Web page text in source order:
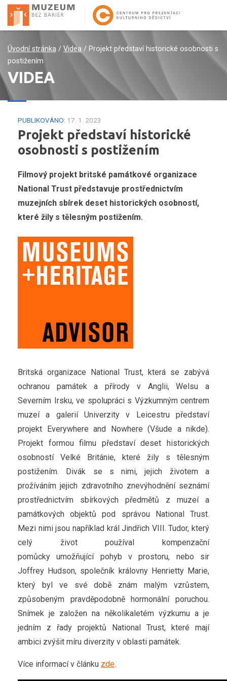
Úvodní stránka / Videa / Projekt představí historické osobnosti s
postižením
VIDEA
PUBLIKOVÁNO: 17. 1. 2023
Projekt představí historické
osobnosti s postižením
Filmový projekt britské památkové organizace
National Trust představuje prostřednictvím
muzejních sbírek deset historických osobností,
které žily s tělesným postižením.
Britská organizace National Trust, která se zabývá
ochranou památek a přírody v Anglii, Welsu a
Severním Irsku, ve spolupráci s Výzkumným centrem
muzeí a galerií Univerzity v Leicestru představí
projekt Everywhere and Nowhere (Všude a nikde).
Projekt formou filmu představí deset historických
osobností Velké Británie, které žily s tělesným
postižením. Divák se s nimi, jejich životem a
prožíváním jejich zdravotního znevýhodnění seznámí
prostřednictvím sbírkových předmětů z muzeí a
památkových objektů pod správou National Trust.
Mezi nimi jsou například král Jindřich VIII. Tudor, který
celý život používal kompenzační
pomůcky umožňující pohyb v prostoru, nebo sir
Joffrey Hudson, společník královny Henrietty Marie,
který byl ve své době znám malým vzrůstem,
způsobeným pravděpodobně hormonální poruchou.
Snímek je založen na několikaletém výzkumu a je
jedním z řady projektů National Trust, které mají
ambici zvýšit míru diverzity v oblasti památek.
Více informací v článku zde.